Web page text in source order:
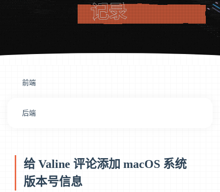
记录
前端
后端
给 Valine 评论添加 macOS 系统
版本号信息